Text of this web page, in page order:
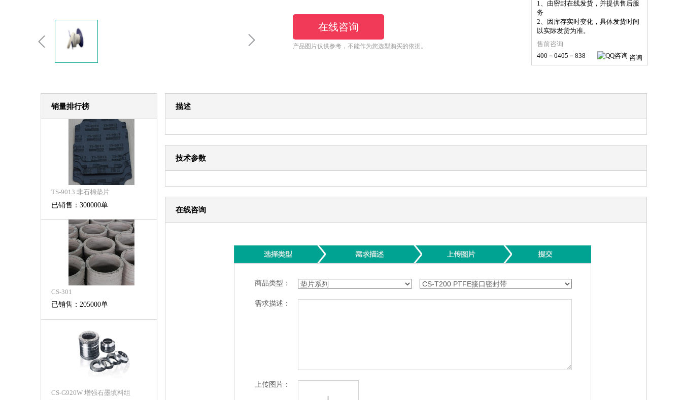
在线咨询
产品图片仅供参考，不能作为您选型购买的依据。
1、由密封在线发货，并提供售后服
务
2、因库存实时变化，具体发货时间
以实际发货为准。
售前咨询
400－0405－838
咨询
销量排行榜
TS-9013 非石棉垫片
已销售：300000单
CS-301
已销售：205000单
CS-G920W 增强石墨填料组
描述
技术参数
在线咨询
商品类型：
需求描述：
上传图片：